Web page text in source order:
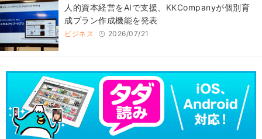
人的資本経営をAIで支援、KKCompanyが個別育
成プラン作成機能を発表
ビジネス 2026/07/21